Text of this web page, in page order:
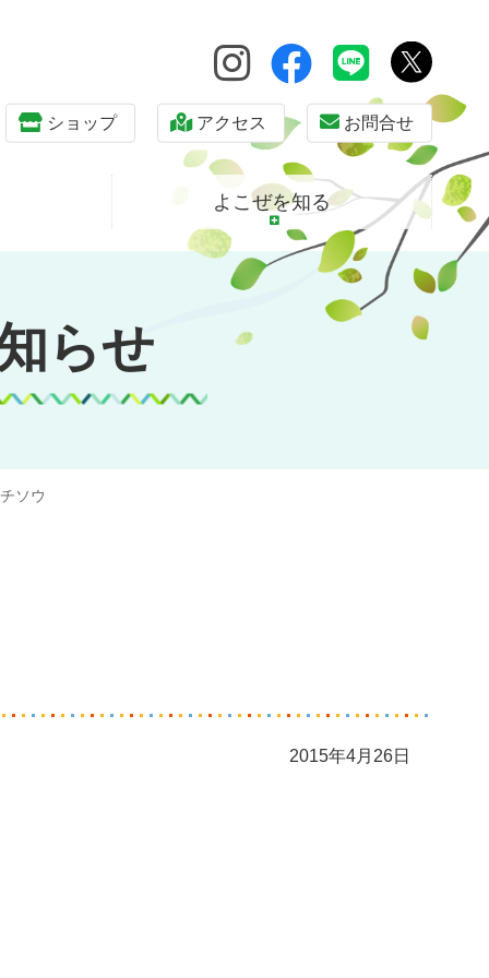
ショップ アクセス お問合せ
よこぜを知る
らせ
ソウ
2015年4月26日